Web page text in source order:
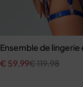
Ensemble de
€119,98
€ 59,99